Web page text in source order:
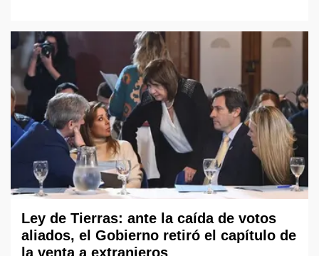
Ley de Tierras: ante la caída de votos
aliados, el Gobierno retiró el capítulo de
la venta a extranjeros